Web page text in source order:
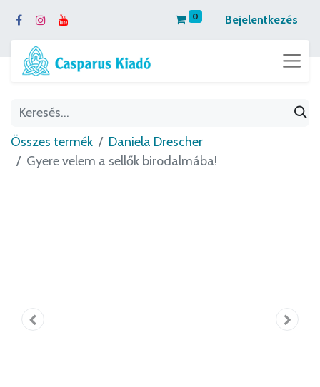
0 Bejelentkezés
Összes termék
Daniela Drescher
Gyere velem a sellők birodalmába!